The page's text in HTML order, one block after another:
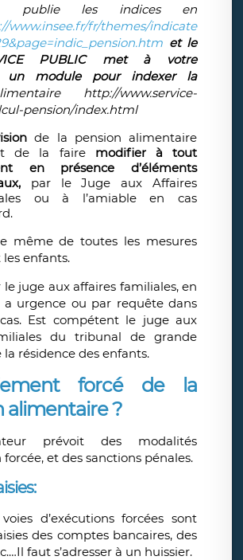
publie les indices en
www.insee.fr/fr/themes/indicate
et le
PUBLIC met à votre
un module pour indexer la
http://www.service-
pension/index.html
de la pension alimentaire
de la faire modifier à tout
en présence d’éléments
par le Juge aux Affaires
ou à l’amiable en cas
même de toutes les mesures
enfants.
le juge aux affaires familiales, en
a urgence ou par requête dans
Est compétent le juge aux
du tribunal de grande
la résidence des enfants.
forcé de la
alimentaire ?
prévoit des modalités
forcée, et des sanctions pénales.
d’exécutions forcées sont
des comptes bancaires, des
faut s’adresser à un huissier.